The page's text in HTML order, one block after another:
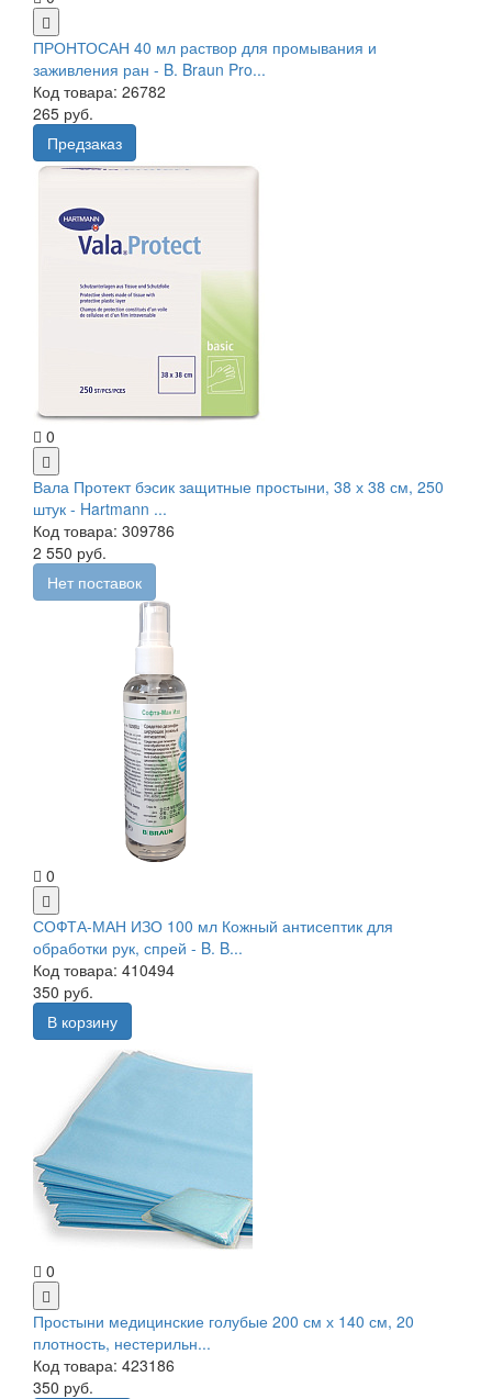
ПРОНТОСАН 40 мл раствор для промывания и
заживления ран - B. Braun Pro...
Код товара: 26782
265 руб.
Предзаказ
0
Вала Протект бэсик защитные простыни, 38 х 38 см, 250
штук - Hartmann ...
Код товара: 309786
2 550 руб.
Нет поставок
0
СОФТА-МАН ИЗО 100 мл Кожный антисептик для
обработки рук, спрей - B. B...
Код товара: 410494
350 руб.
В корзину
0
Простыни медицинские голубые 200 см х 140 см, 20
плотность, нестерильн...
Код товара: 423186
350 руб.